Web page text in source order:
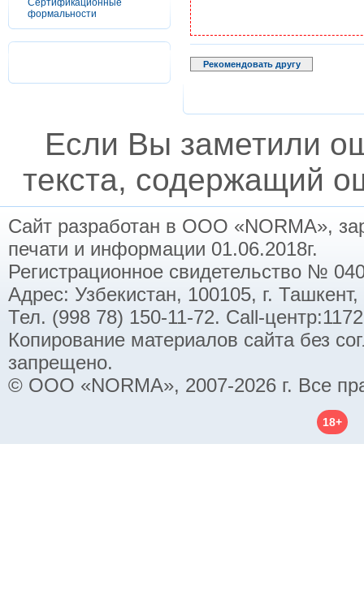
Сертификационные
формальности
Рекомендовать другу
Если Вы заметили
текста, содержащий
Сайт разработан в ООО «NORMA»,
печати и информации 01.06.2018г.
Регистрационное свидетельство №
Адрес: Узбекистан, 100105, г.
Тел. (998 78) 150-11-72. Call-
Копирование материалов сайта без
запрещено.
© ООО «NORMA», 2007-2026 г. Все
18+